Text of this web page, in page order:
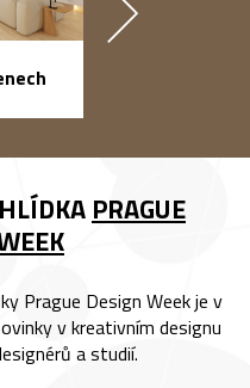
PRAGUE
Prague Design Week je v
v kreativním designu
a studií.